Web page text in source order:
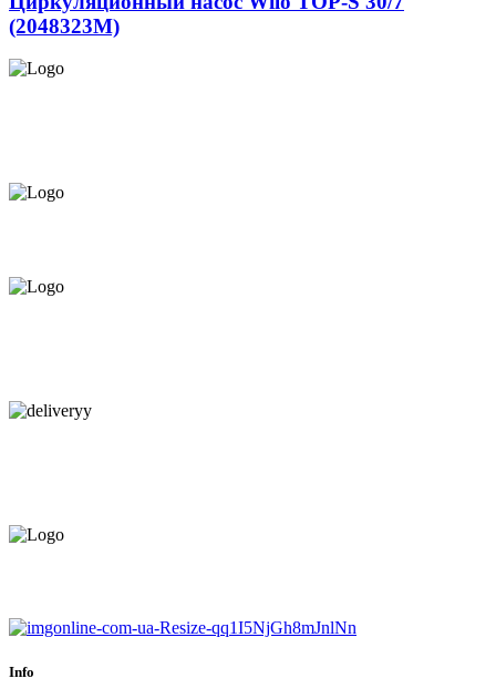
(2048323М)
Info